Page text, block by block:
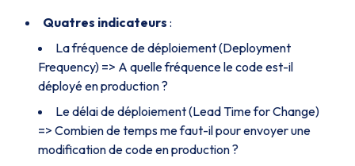
Quatres indicateurs :
La fréquence de déploiement (Deployment
Frequency) => A quelle fréquence le code est-il
déployé en production ?
Le délai de déploiement (Lead Time for Change)
=> Combien de temps me faut-il pour envoyer une
modification de code en production ?